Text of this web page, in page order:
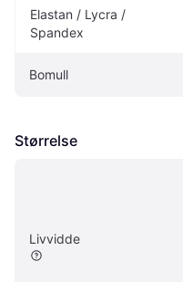
Elastan / Lycra /
Spandex
Bomull
Størrelse
Livvidde